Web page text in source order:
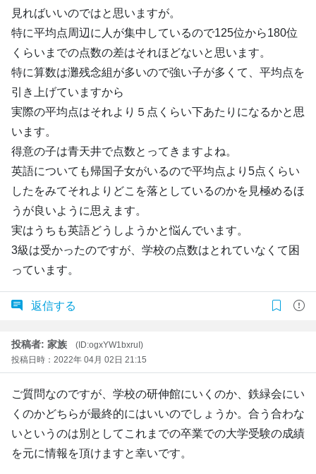
見ればいいのではと思いますが。
特に平均点周辺に人が集中しているので125位から180位
くらいまでの点数の差はそれほどないと思います。
特に算数は灘残念組が多いので強い子が多くて、平均点を
引き上げていますから
実際の平均点はそれより５点くらい下あたりになるかと思
います。
得意の子は青天井で点数とってきますよね。
英語についても帰国子女がいるので平均点より5点くらい
したをみてそれよりどこを落としているのかを見極めるほ
うが良いように思えます。
実はうちも英語どうしようかと悩んでいます。
3級は受かったのですが、学校の点数はとれていなくて困
っています。
返信する
投稿者: 家族
(ID:ogxYW1bxruI)
投稿日時：2022年 04月 02日 21:15
ご質問なのですが、学校の研伸館にいくのか、鉄緑会にい
くのかどちらが最終的にはいいのでしょうか。合う合わな
いというのは別としてこれまでの卒業での大学受験の成績
を元に情報を頂けますと幸いです。